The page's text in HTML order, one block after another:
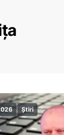
Știri